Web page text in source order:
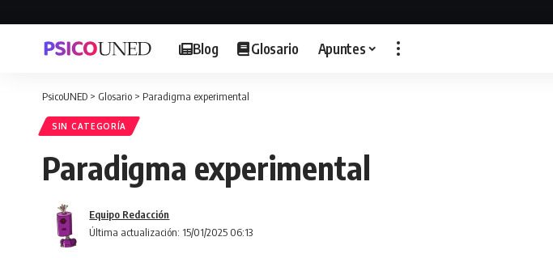
Blog Glosario Apuntes
PsicoUNED > Glosario > Paradigma experimental
SIN CATEGORÍA
Paradigma experimental
Última actualización: 15/01/2025 06:13
Equipo Redacción